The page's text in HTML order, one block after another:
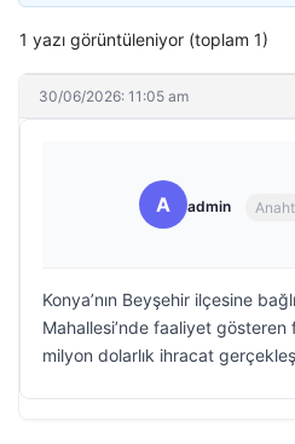
1 yazı görüntüleniyor (toplam 1)
30/06/2026: 11:05 am
A admin
Konya’nın Beyşehir ilçesine
Mahallesi’nde faaliyet gösteren
milyon dolarlık ihracat